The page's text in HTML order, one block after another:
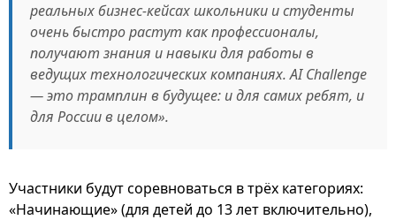
реальных бизнес-кейсах школьники и студенты
очень быстро растут как профессионалы,
получают знания и навыки для работы в
ведущих технологических компаниях. AI Challenge
— это трамплин в будущее: и для самих ребят, и
для России в целом».
Участники будут соревноваться в трёх категориях:
«Начинающие» (для детей до 13 лет включительно),